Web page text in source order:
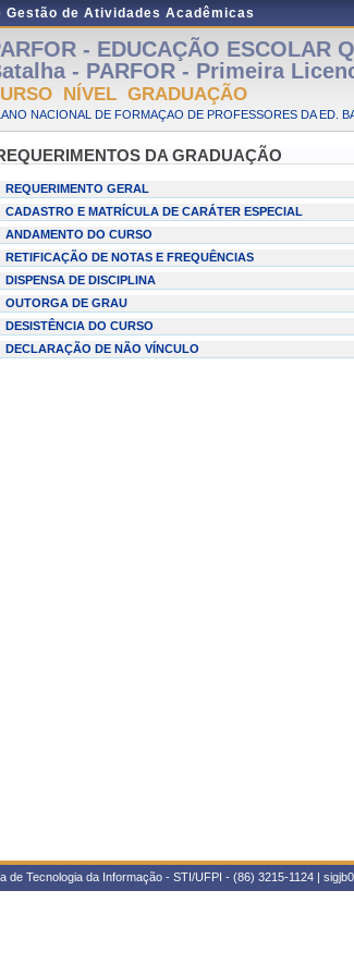
Gestão de Atividades Acadêmicas
- EDUCAÇÃO ESCOLAR
- PARFOR - Primeira
NÍVEL GRADUAÇÃO
NACIONAL DE FORMAÇAO DE PROFESSORES DA ED.
DA GRADUAÇÃO
REQUERIMENTO GERAL
CADASTRO E MATRÍCULA DE CARÁTER ESPECIAL
ANDAMENTO DO CURSO
RETIFICAÇÃO DE NOTAS E FREQUÊNCIAS
DISPENSA DE DISCIPLINA
OUTORGA DE GRAU
DESISTÊNCIA DO CURSO
DECLARAÇÃO DE NÃO VÍNCULO
de Tecnologia da Informação - STI/UFPI - (86) 3215-1124 |